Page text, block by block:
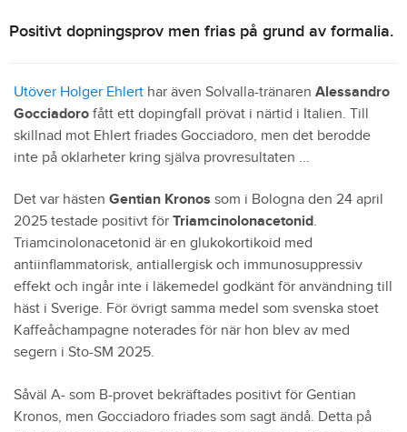
Positivt dopningsprov men frias på grund av formalia.
Utöver Holger Ehlert har även Solvalla-tränaren Alessandro
Gocciadoro fått ett dopingfall prövat i närtid i Italien. Till
skillnad mot Ehlert friades Gocciadoro, men det berodde
inte på oklarheter kring själva provresultaten ...
Det var hästen Gentian Kronos som i Bologna den 24 april
2025 testade positivt för Triamcinolonacetonid.
Triamcinolonacetonid är en glukokortikoid med
antiinflammatorisk, antiallergisk och immunosuppressiv
effekt och ingår inte i läkemedel godkänt för användning till
häst i Sverige. För övrigt samma medel som svenska stoet
Kaffeåchampagne noterades för när hon blev av med
segern i Sto-SM 2025.
Såväl A- som B-provet bekräftades positivt för Gentian
Kronos, men Gocciadoro friades som sagt ändå. Detta på